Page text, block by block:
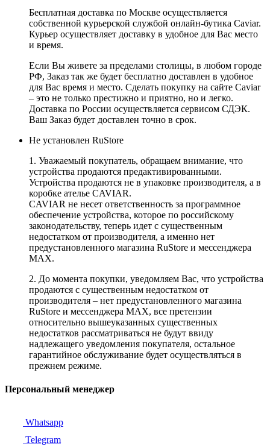
Бесплатная доставка по Москве осуществляется
собственной курьерской службой онлайн-бутика Caviar.
Курьер осуществляет доставку в удобное для Вас место
и время.
Если Вы живете за пределами столицы, в любом городе
РФ, Заказ так же будет бесплатно доставлен в удобное
для Вас время и место. Сделать покупку на сайте Caviar
– это не только престижно и приятно, но и легко.
Доставка по России осуществляется сервисом СДЭК.
Ваш Заказ будет доставлен точно в срок.
Не установлен RuStore
1. Уважаемый покупатель, обращаем внимание, что
устройства продаются предактивированными.
Устройства продаются не в упаковке производителя, а в
коробке ателье CAVIAR.
CAVIAR не несет ответственность за программное
обеспечение устройства, которое по российскому
законодательству, теперь идет с существенным
недостатком от производителя, а именно нет
предустановленного магазина RuStore и мессенджера
MAX.
2. До момента покупки, уведомляем Вас, что устройства
продаются с существенным недостатком от
производителя – нет предустановленного магазина
RuStore и мессенджера MAX, все претензии
относительно вышеуказанных существенных
недостатков рассматриваться не будут ввиду
надлежащего уведомления покупателя, остальное
гарантийное обслуживание будет осуществляться в
прежнем режиме.
Персональный менеджер
Whatsapp
Telegram